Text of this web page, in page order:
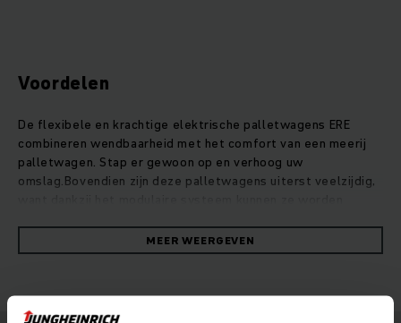
Voordelen
De flexibele en krachtige elektrische palletwagens ERE
combineren wendbaarheid met het comfort van een meerij
palletwagen. Stap er gewoon op en verhoog uw
omslag.Bovendien zijn deze palletwagens uiterst veelzijdig,
van de efficiëntie en extra veiligheid tot de uitvoering voor
buitengebruik, kan de ERE op tal van manieren worden
bieden bijvoorbeeld vier verschillende platformvarianten
ergonomische oplossingen voor uw individuele eisen. Hun
MEER WEERGEVEN